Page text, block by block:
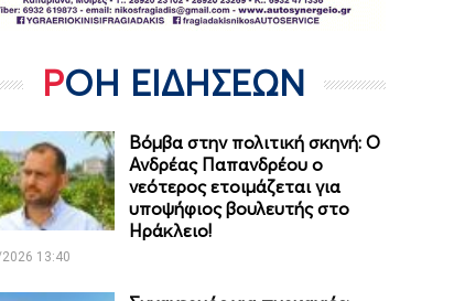
ΡΟΗ ΕΙΔΗΣΕΩΝ
Βόμβα στην πολιτική σκηνή: Ο
Ανδρέας Παπανδρέου ο
νεότερος ετοιμάζεται για
υποψήφιος βουλευτής στο
Ηράκλειο!
13:40